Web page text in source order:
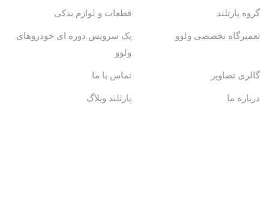
گروه پارتلند قطعات و لوازم یدکی
تعمیرگاه تخصصی ولوو
پک سرویس دوره ای خودروهای
ولوو
گالری تصاویر تماس با ما
درباره ما پارتلند وبلاگ